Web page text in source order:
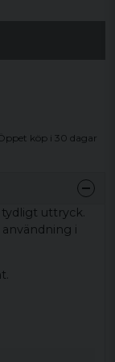
köp i 30 dagar
uttryck.
i